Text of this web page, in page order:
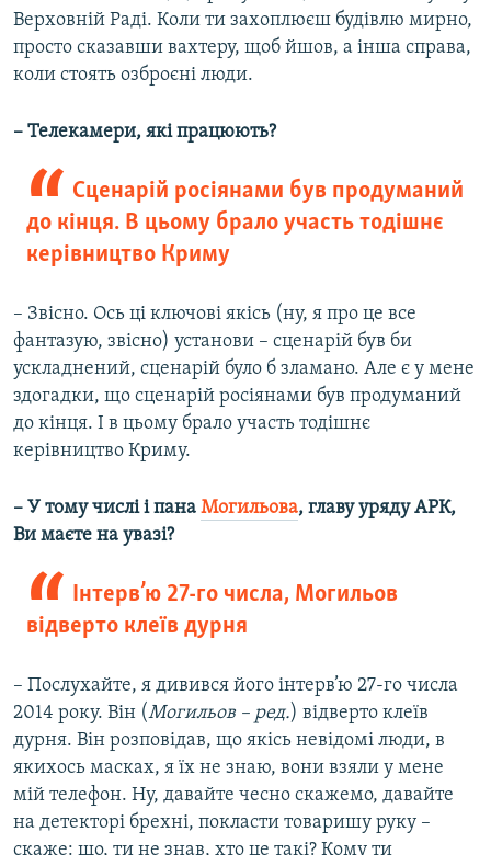
Верховній Раді. Коли ти захоплюєш будівлю мирно,
просто сказавши вахтеру, щоб йшов, а інша справа,
коли стоять озброєні люди.
– Телекамери, які працюють?
Сценарій росіянами був продуманий
до кінця. В цьому брало участь тодішнє
керівництво Криму
– Звісно. Ось ці ключові якісь (ну, я про це все
фантазую, звісно) установи – сценарій був би
ускладнений, сценарій було б зламано. Але є у мене
здогадки, що сценарій росіянами був продуманий
до кінця. І в цьому брало участь тодішнє
керівництво Криму.
– У тому числі і пана Могильова, главу уряду АРК,
Ви маєте на увазі?
Інтерв’ю 27-го числа, Могильов
відверто клеїв дурня
– Послухайте, я дивився його інтерв’ю 27-го числа
2014 року. Він (Могильов – ред.) відверто клеїв
дурня. Він розповідав, що якісь невідомі люди, в
якихось масках, я їх не знаю, вони взяли у мене
мій телефон. Ну, давайте чесно скажемо, давайте
на детекторі брехні, покласти товаришу руку –
скаже: що, ти не знав, хто це такі? Кому ти